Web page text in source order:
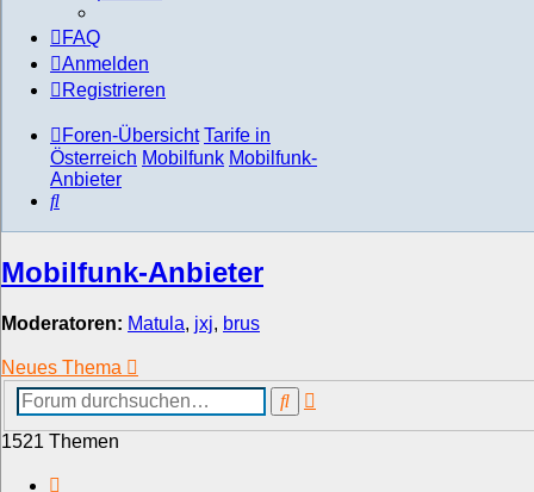
FAQ
Anmelden
Registrieren
Foren-Übersicht Tarife in
Österreich Mobilfunk Mobilfunk-
Anbieter
Suche
Mobilfunk-Anbieter
Moderatoren: Matula, jxj, brus
Neues Thema
Suche
1521 Themen